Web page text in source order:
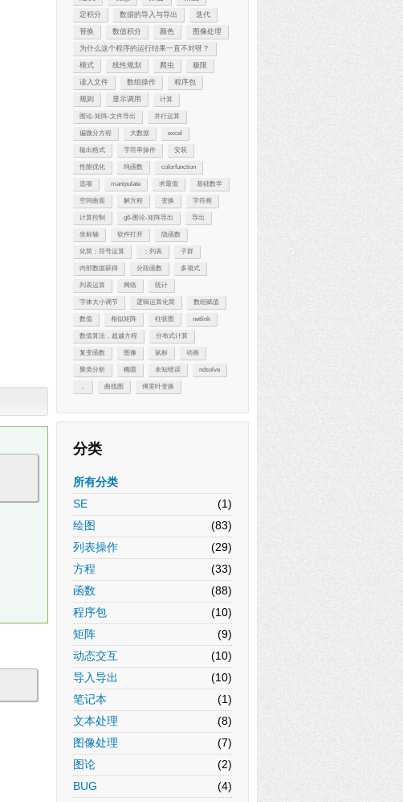
定积分 数据的导入与导出 迭代
替换 数值积分 颜色 图像处理
为什么这个程序的运行结果一直不对呀？
模式 线性规划 爬虫 极限
读入文件 数组操作 程序包
规则 显示调用 计算
图论-矩阵-文件导出 并行运算
偏微分方程 大数据 excel
输出格式 字符串操作 安装
性能优化 纯函数 colorfunction
选项 manipulate 求最值 基础数学
空间曲面 解方程 变换 字符画
计算控制 g6-图论-矩阵导出 导出
坐标轴 软件打开 隐函数
化简；符号运算 ；列表 子群
内部数据获得 分段函数 多项式
列表运算 网络 统计
字体大小调节 逻辑运算化简 数组赋值
数值 相似矩阵 柱状图 netlink
数值算法，超越方程 分布式计算
复变函数 图像 鼠标 动画
聚类分析 椭圆 未知错误 ndsolve
， 曲线图 傅里叶变换
分类
所有分类
SE
(1)
绘图
(83)
列表操作
(29)
方程
(33)
函数
(88)
程序包
(10)
矩阵
(9)
动态交互
(10)
导入导出
(10)
笔记本
(1)
文本处理
(8)
图像处理
(7)
图论
(2)
BUG
(4)